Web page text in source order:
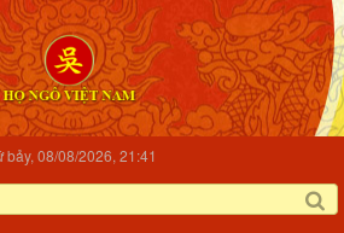
bảy, 08/08/2026, 21:41